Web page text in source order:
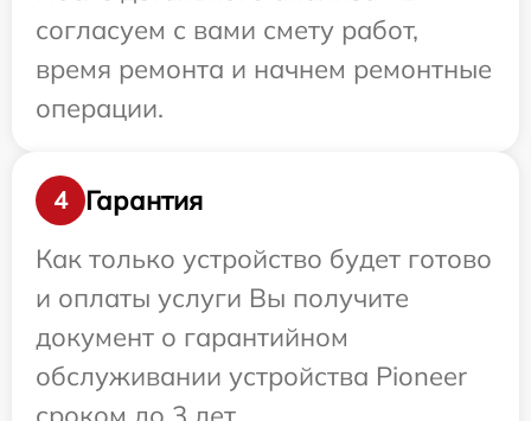
согласуем с вами смету работ,
время ремонта и начнем ремонтные
операции.
4
Гарантия
Как только устройство будет готово
и оплаты услуги Вы получите
документ о гарантийном
обслуживании устройства Pioneer